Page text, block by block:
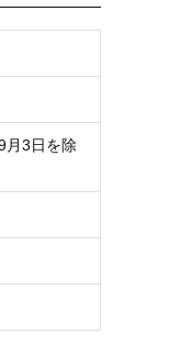
月3日を除